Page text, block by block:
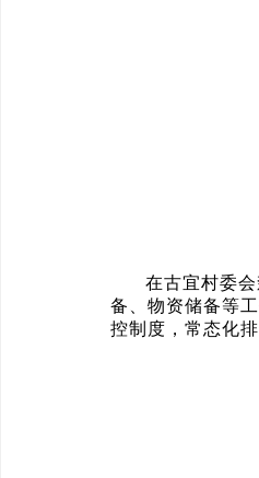
在古宜村委
备、物资储备等
控制度，常态化